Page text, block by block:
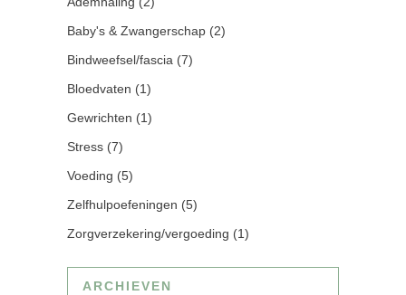
Baby's & Zwangerschap (2)
Bindweefsel/fascia (7)
Bloedvaten (1)
Gewrichten (1)
Stress (7)
Voeding (5)
Zelfhulpoefeningen (5)
Zorgverzekering/vergoeding (1)
ARCHIEVEN